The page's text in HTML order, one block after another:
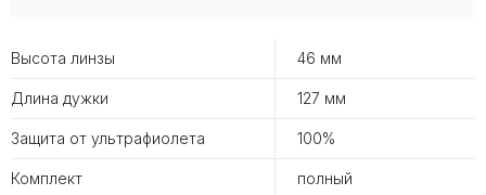
Высота линзы 46 мм
Длина дужки 127 мм
Защита от ультрафиолета 100%
Комплект полный